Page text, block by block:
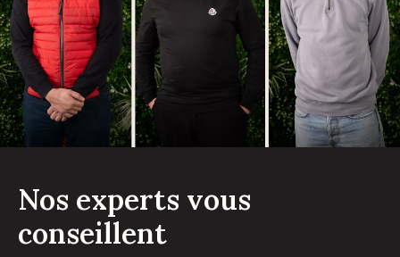
Nos experts vous
conseillent